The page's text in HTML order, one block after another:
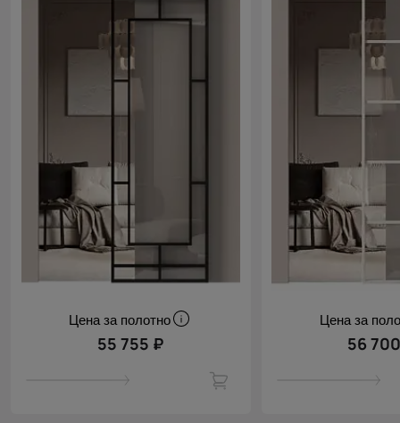
Цена за полотно
55 755 ₽
Цена за
56